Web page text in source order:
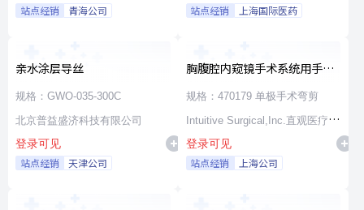
站点经销 青海公司 站点经销 上海国际医药
亲水涂层导丝
规格：GWO-035-300C
北京普益盛济科技有限公司
登录可见
站点经销 天津公司
胸腹腔内窥镜手术系统用手术
器械
规格：470179 单极手术弯剪
Intuitive Surgical,Inc.直观医疗公
司
登录可见
站点经销 上海公司